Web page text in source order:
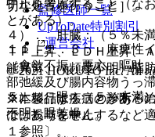
切な処置を行うこと］。
４）． 肝臓：（５％未
ＴＰ上昇、ＬＤＨ上昇、
能異常、（頻度不明）脂
５）． 眼：（５％未満
不明）眼乾燥。
中止を考慮すること（な
とがある）。
１１．１．３． 麻痺性
（食欲不振、悪心・嘔吐
部弛緩及び腸内容物うっ
スに移行することがある
は、投与を中止するなど
１参照〕。
監修医師一覧
UpToDate特別割引
運営会社
© 2021 HOKUTO Inc. All
※本製品は疾病の診断・
ではありません。